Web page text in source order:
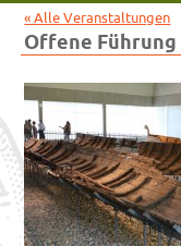
« Alle Veranstaltungen
Offene